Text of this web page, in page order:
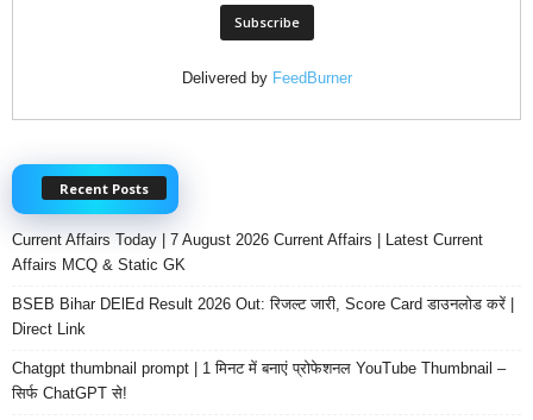
Delivered by FeedBurner
Recent Posts
Current Affairs Today | 7 August 2026 Current Affairs | Latest Current
Affairs MCQ & Static GK
BSEB Bihar DElEd Result 2026 Out: रिजल्ट जारी, Score Card डाउनलोड करें |
Direct Link
Chatgpt thumbnail prompt | 1 मिनट में बनाएं प्रोफेशनल YouTube Thumbnail –
सिर्फ ChatGPT से!